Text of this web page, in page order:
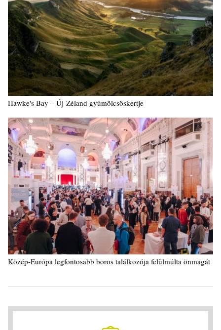
Hawke's Bay – Új-Zéland gyümölcsöskertje
Közép-Európa legfontosabb boros találkozója felülmúlta önmagát